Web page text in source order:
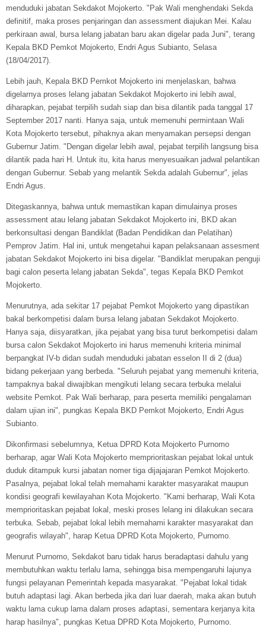
menduduki jabatan Sekdakot Mojokerto. "Pak Wali menghendaki Sekda
definitif, maka proses penjaringan dan assessment diajukan Mei. Kalau
perkiraan awal, bursa lelang jabatan baru akan digelar pada Juni", terang
Kepala BKD Pemkot Mojokerto, Endri Agus Subianto, Selasa
(18/04/2017).
Lebih jauh, Kepala BKD Pemkot Mojokerto ini menjelaskan, bahwa
digelarnya proses lelang jabatan Sekdakot Mojokerto ini lebih awal,
diharapkan, pejabat terpilih sudah siap dan bisa dilantik pada tanggal 17
September 2017 nanti. Hanya saja, untuk memenuhi permintaan Wali
Kota Mojokerto tersebut, pihaknya akan menyamakan persepsi dengan
Gubernur Jatim. "Dengan digelar lebih awal, pejabat terpilih langsung bisa
dilantik pada hari H. Untuk itu, kita harus menyesuaikan jadwal pelantikan
dengan Gubernur. Sebab yang melantik Sekda adalah Gubernur", jelas
Endri Agus.
Ditegaskannya, bahwa untuk memastikan kapan dimulainya proses
assessment atau lelang jabatan Sekdakot Mojokerto ini, BKD akan
berkonsultasi dengan Bandiklat (Badan Pendidikan dan Pelatihan)
Pemprov Jatim. Hal ini, untuk mengetahui kapan pelaksanaan assesment
jabatan Sekdakot Mojokerto ini bisa digelar. "Bandiklat merupakan penguji
bagi calon peserta lelang jabatan Sekda", tegas Kepala BKD Pemkot
Mojokerto.
Menurutnya, ada sekitar 17 pejabat Pemkot Mojokerto yang dipastikan
bakal berkompetisi dalam bursa lelang jabatan Sekdakot Mojokerto.
Hanya saja, diisyaratkan, jika pejabat yang bisa turut berkompetisi dalam
bursa calon Sekdakot Mojokerto ini harus memenuhi kriteria minimal
berpangkat IV-b didan sudah menduduki jabatan esselon II di 2 (dua)
bidang pekerjaan yang berbeda. "Seluruh pejabat yang memenuhi kriteria,
tampaknya bakal diwajibkan mengikuti lelang secara terbuka melalui
website Pemkot. Pak Wali berharap, para peserta memiliki pengalaman
dalam ujian ini", pungkas Kepala BKD Pemkot Mojokerto, Endri Agus
Subianto.
Dikonfirmasi sebelumnya, Ketua DPRD Kota Mojokerto Purnomo
berharap, agar Wali Kota Mojokerto memprioritaskan pejabat lokal untuk
duduk ditampuk kursi jabatan nomer tiga dijajajaran Pemkot Mojokerto.
Pasalnya, pejabat lokal telah memahami karakter masyarakat maupun
kondisi geografi kewilayahan Kota Mojokerto. "Kami berharap, Wali Kota
memprioritaskan pejabat lokal, meski proses lelang ini dilakukan secara
terbuka. Sebab, pejabat lokal lebih memahami karakter masyarakat dan
geografis wilayah", harap Ketua DPRD Kota Mojokerto, Purnomo.
Menurut Purnomo, Sekdakot baru tidak harus beradaptasi dahulu yang
membutuhkan waktu terlalu lama, sehingga bisa mempengaruhi lajunya
fungsi pelayanan Pemerintah kepada masyarakat. "Pejabat lokal tidak
butuh adaptasi lagi. Akan berbeda jika dari luar daerah, maka akan butuh
waktu lama cukup lama dalam proses adaptasi, sementara kerjanya kita
harap hasilnya", pungkas Ketua DPRD Kota Mojokerto, Purnomo.